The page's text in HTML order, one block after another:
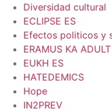
Diversidad cultural
ECLIPSE ES
Efectos politicos y
ERAMUS KA ADULT
EUKH ES
HATEDEMICS
Hope
IN2PREV